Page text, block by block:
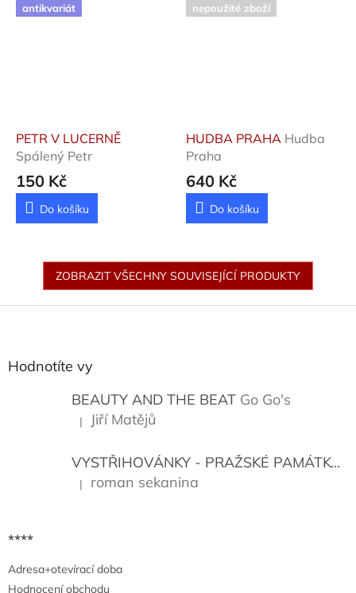
antikvariát
PETR V LUCERNĚ
Spálený Petr
150 Kč
Do košíku
nepoužité zboží
HUDBA PRAHA Hudba
Praha
640 Kč
Do košíku
ZOBRAZIT VŠECHNY SOUVISEJÍCÍ PRODUKTY
Hodnotíte vy
BEAUTY AND THE BEAT Go Go's
Hodnocení produktu je 5 z 5 hvězdiček.
| Jiří Matějů
VYSTŘIHOVÁNKY - PRAŽSKÉ PAMÁTKY
Hodnocení produktu je 5 z 5 hvězdiček.
| roman sekanina
****
Adresa+otevírací doba
Hodnocení obchodu